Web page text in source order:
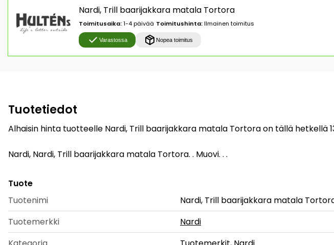
Nardi, Trill baarijakkara matala Tortora
Toimitusaika:1-4 päivää Toimitushinta:Ilmainen toimitus
Varastossa Nopea toimitus
Tuotetiedot
Alhaisin hinta tuotteelle Nardi, Trill baarijakkara matala Tortora on tällä hetkellä
Nardi, Nardi, Trill baarijakkara matala Tortora. . Muovi. . .
Tuote
Tuotenimi
Nardi, Trill baarijakkara matala
Tuotemerkki
Nardi